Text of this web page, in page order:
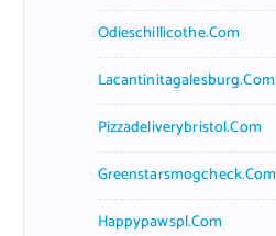
Odieschillicothe.com
Lacantinitagalesburg.com
Pizzadeliverybristol.com
Greenstarsmogcheck.com
Happypawspl.com